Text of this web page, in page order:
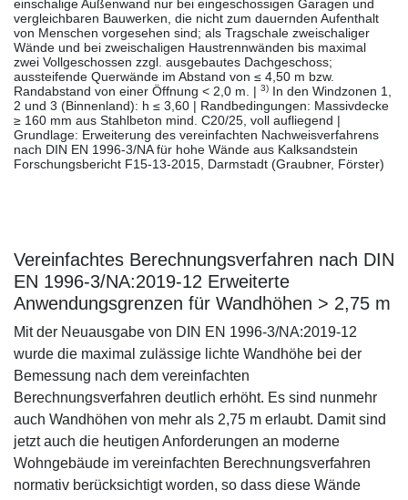
einschalige Außenwand nur bei eingeschossigen Garagen und
vergleichbaren Bauwerken, die nicht zum dauernden Aufenthalt
von Menschen vorgesehen sind; als Tragschale zweischaliger
Wände und bei zweischaligen Haustrennwänden bis maximal
zwei Vollgeschossen zzgl. ausgebautes Dachgeschoss;
aussteifende Querwände im Abstand von ≤ 4,50 m bzw.
Randabstand von einer Öffnung < 2,0 m. |
3)
In den Windzonen 1,
2 und 3 (Binnenland): h ≤ 3,60 | Randbedingungen: Massivdecke
≥ 160 mm aus Stahlbeton mind. C20/25, voll aufliegend |
Grundlage: Erweiterung des vereinfachten Nachweisverfahrens
nach DIN EN 1996-3/NA für hohe Wände aus Kalksandstein
Forschungsbericht F15-13-2015, Darmstadt (Graubner, Förster)
Vereinfachtes Berechnungsverfahren nach DIN
EN 1996-3/NA:2019-12 Erweiterte
Anwendungsgrenzen für Wandhöhen > 2,75 m
Mit der Neuausgabe von DIN EN 1996-3/NA:2019-12
wurde die maximal zulässige lichte Wandhöhe bei der
Bemessung nach dem vereinfachten
Berechnungsverfahren deutlich erhöht. Es sind nunmehr
auch Wandhöhen von mehr als 2,75 m erlaubt. Damit sind
jetzt auch die heutigen Anforderungen an moderne
Wohngebäude im vereinfachten Berechnungsverfahren
normativ berücksichtigt worden, so dass diese Wände